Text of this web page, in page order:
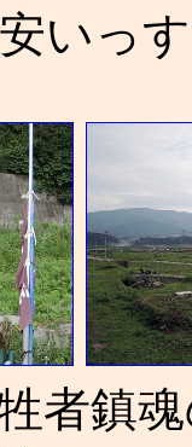
いっ
者鎮